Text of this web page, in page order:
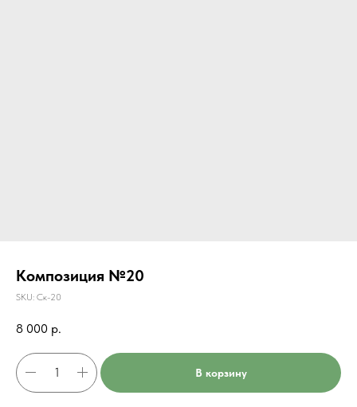
Композиция №20
SKU: Ск-20
8 000 р.
В корзину